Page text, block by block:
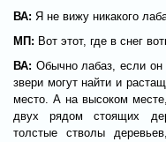
ВА: Я не вижу никакого
МП: Вот этот, где в снег
ВА: Обычно лабаз, если он
звери могут найти и
место. А на высоком
двух рядом стоящих
толстые стволы